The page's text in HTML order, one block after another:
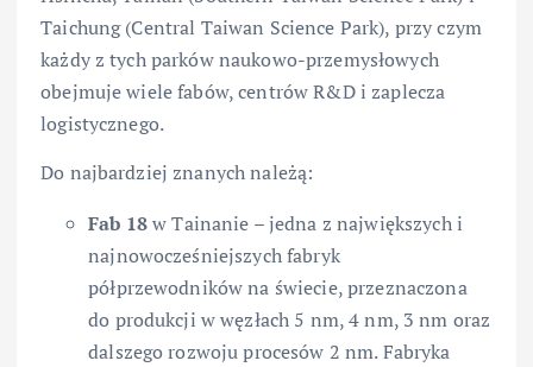
Taichung (Central Taiwan Science Park), przy czym
każdy z tych parków naukowo-przemysłowych
obejmuje wiele fabów, centrów R&D i zaplecza
logistycznego.
Do najbardziej znanych należą:
Fab 18w Tainanie – jedna z największych i
najnowocześniejszych fabryk
półprzewodników na świecie, przeznaczona
do produkcji w węzłach 5 nm, 4 nm, 3 nm oraz
dalszego rozwoju procesów 2 nm. Fabryka